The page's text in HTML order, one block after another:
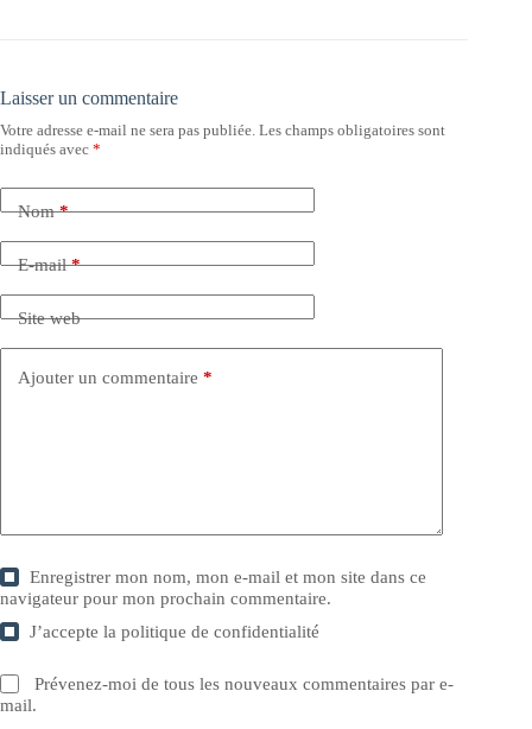
Laisser un commentaire
Votre adresse e-mail ne sera pas publiée. Les champs obligatoires sont
indiqués avec *
Nom*
E-mail*
Site web
Ajouter un commentaire *
Enregistrer mon nom, mon e-mail et mon site dans ce
navigateur pour mon prochain commentaire.
J’accepte lapolitique de confidentialité
Prévenez-moi de tous les nouveaux commentaires par e-
mail.